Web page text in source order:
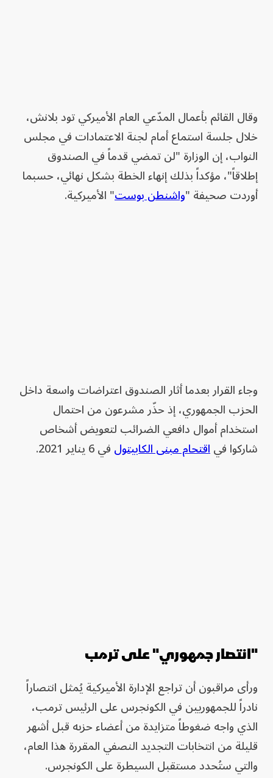
وقال القائم بأعمال المدّعي العام الأميركي تود بلانش،
خلال جلسة استماع أمام لجنة الاعتمادات في مجلس
النواب، إن الوزارة "لن تمضي قدماً في الصندوق
إطلاقاً"، مؤكداً بذلك إنهاء الخطة بشكل نهائي، حسبما
أوردت صحيفة "واشنطن بوست" الأميركية.
وجاء القرار بعدما أثار الصندوق اعتراضات واسعة داخل
الحزب الجمهوري، إذ حذّر مشرعون من احتمال
استخدام أموال دافعي الضرائب لتعويض أشخاص
شاركوا فياقتحام مبنى الكابيتولفي 6 يناير 2021.
"انتصار جمهوري" على ترمب
ورأى مراقبون أن تراجع الإدارة الأميركية يُمثل انتصاراً
نادراً للجمهوريين في الكونجرس على الرئيس ترمب،
الذي واجه ضغوطاً متزايدة من أعضاء حزبه قبل أشهر
قليلة من انتخابات التجديد النصفي المقررة هذا العام،
والتي ستُحدد مستقبل السيطرة على الكونجرس.